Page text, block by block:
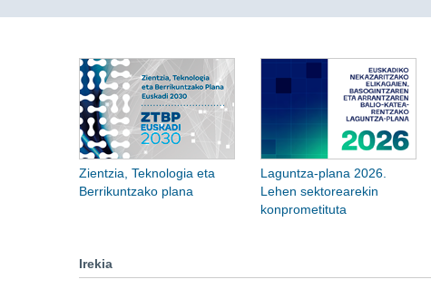
Zientzia, Teknologia eta
Berrikuntzako plana
Laguntza-plana 2026.
Lehen sektorearekin
konprometituta
Irekia